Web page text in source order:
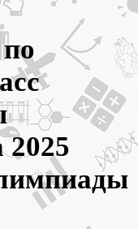
2025